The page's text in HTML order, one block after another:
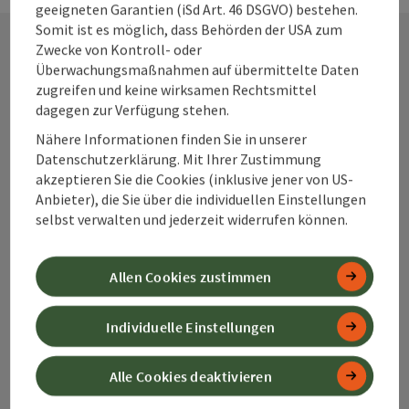
Kontakt
Alpenland Tourismus GmbH
Bahnhofstraße 2
4580 Windischgarsten
+43 50 360 360 360
info@360alpenland.com
geeigneten Garantien (iSd Art. 46 DSGVO) bestehen.
Somit ist es möglich, dass Behörden der USA zum
Zwecke von Kontroll- oder
Überwachungsmaßnahmen auf übermittelte Daten
zugreifen und keine wirksamen Rechtsmittel
dagegen zur Verfügung stehen.
Nähere Informationen finden Sie in unserer
Datenschutzerklärung. Mit Ihrer Zustimmung
akzeptieren Sie die Cookies (inklusive jener von US-
Anbieter), die Sie über die individuellen Einstellungen
selbst verwalten und jederzeit widerrufen können.
Alle Cookies deaktivieren
Individuelle Einstellungen
Allen Cookies zustimmen